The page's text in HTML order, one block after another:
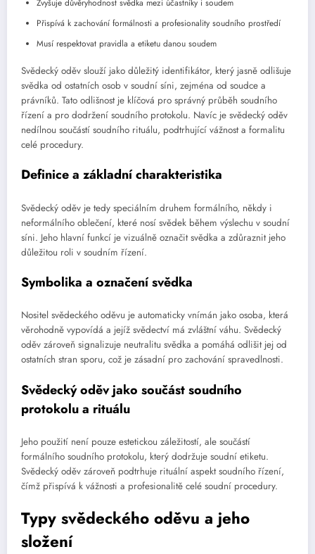
Zvyšuje důvěryhodnost svědka mezi účastníky i soudem
Přispívá k zachování formálnosti a profesionality soudního prostředí
Musí respektovat pravidla a etiketu danou soudem
Svědecký oděv slouží jako důležitý identifikátor, který jasně odlišuje
svědka od ostatních osob v soudní síni, zejména od soudce a
právníků. Tato odlišnost je klíčová pro správný průběh soudního
řízení a pro dodržení soudního protokolu. Navíc je svědecký oděv
nedílnou součástí soudního rituálu, podtrhující vážnost a formalitu
celé procedury.
Definice a základní charakteristika
Svědecký oděv je tedy speciálním druhem formálního, někdy i
neformálního oblečení, které nosí svědek během výslechu v soudní
síni. Jeho hlavní funkcí je vizuálně označit svědka a zdůraznit jeho
důležitou roli v soudním řízení.
Symbolika a označení svědka
Nositel svědeckého oděvu je automaticky vnímán jako osoba, která
věrohodně vypovídá a jejíž svědectví má zvláštní váhu. Svědecký
oděv zároveň signalizuje neutralitu svědka a pomáhá odlišit jej od
ostatních stran sporu, což je zásadní pro zachování spravedlnosti.
Svědecký oděv jako součást soudního
protokolu a rituálu
Jeho použití není pouze estetickou záležitostí, ale součástí
formálního soudního protokolu, který dodržuje soudní etiketu.
Svědecký oděv zároveň podtrhuje rituální aspekt soudního řízení,
čímž přispívá k vážnosti a profesionalitě celé soudní procedury.
Typy svědeckého oděvu a jeho
složení